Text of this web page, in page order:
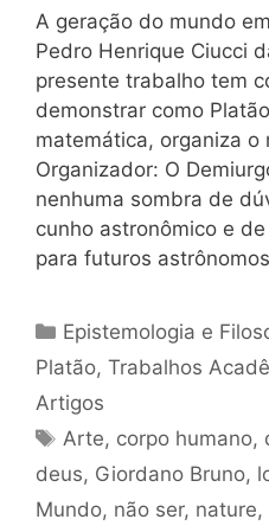
A geração do mundo
Pedro Henrique Ciucci
presente trabalho tem
demonstrar como
matemática, organiza
Organizador: O
nenhuma sombra de
cunho astronômico e
para futuros
Categorias
Epistemologia e
Platão, Trabalhos
Artigos
Tags
Arte, corpo humano,
deus, Giordano Bruno,
Mundo, não ser, nature,